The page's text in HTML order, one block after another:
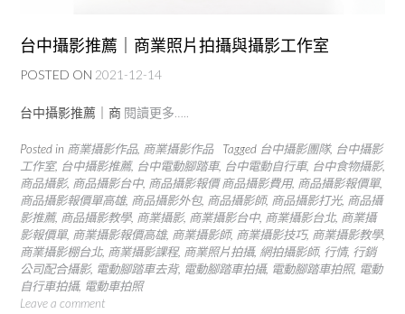
台中攝影推薦｜商業照片拍攝與攝影工作室
POSTED ON 2021-12-14
台中攝影推薦｜商 閱讀更多…..
Posted in 商業攝影作品, 商業攝影作品 Tagged 台中攝影團隊, 台中攝影
工作室, 台中攝影推薦, 台中電動腳踏車, 台中電動自行車, 台中食物攝影,
商品攝影, 商品攝影台中, 商品攝影報價 商品攝影費用, 商品攝影報價單,
商品攝影報價單高雄, 商品攝影外包, 商品攝影師, 商品攝影打光, 商品攝
影推薦, 商品攝影教學, 商業攝影, 商業攝影台中, 商業攝影台北, 商業攝
影報價單, 商業攝影報價高雄, 商業攝影師, 商業攝影技巧, 商業攝影教學,
商業攝影棚台北, 商業攝影課程, 商業照片拍攝, 網拍攝影師, 行情, 行銷
公司配合攝影, 電動腳踏車去背, 電動腳踏車拍攝, 電動腳踏車拍照, 電動
自行車拍攝, 電動車拍照
Leave a comment